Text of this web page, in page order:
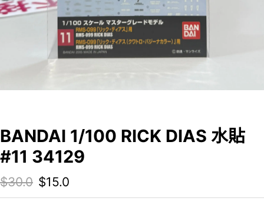
BANDAI 1/100 RICK DIAS 水貼
#11 34129
$30.0 Original price was: $30.0.
$15.0